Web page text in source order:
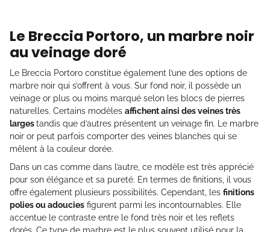
Le Breccia Portoro, un marbre noir
au veinage doré
Le Breccia Portoro constitue également l’une des options de
marbre noir qui s’offrent à vous. Sur fond noir, il possède un
veinage or plus ou moins marqué selon les blocs de pierres
naturelles. Certains modèles affichent ainsi des veines très
largestandis que d’autres présentent un veinage fin. Le marbre
noir or peut parfois comporter des veines blanches qui se
mêlent à la couleur dorée.
Dans un cas comme dans l’autre, ce modèle est très apprécié
pour son élégance et sa pureté. En termes de finitions, il vous
offre également plusieurs possibilités. Cependant, les finitions
polies ou adoucies figurent parmi les incontournables. Elle
accentue le contraste entre le fond très noir et les reflets